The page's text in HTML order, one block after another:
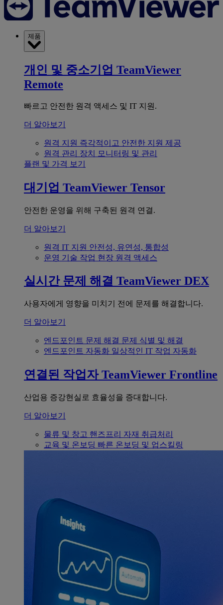
제품
개인 및 중소기업 TeamViewer
Remote
빠르고 안전한 원격 액세스 및 IT 지원.
더 알아보기
원격 지원 즉각적이고 안전한 지원 제공
원격 관리 장치 모니터링 및 관리
플랜 및 가격 보기
대기업 TeamViewer Tensor
안전한 운영을 위해 구축된 원격 연결.
더 알아보기
원격 IT 지원 안전성, 유연성, 통합성
운영 기술 작업 현장 원격 액세스
실시간 문제 해결 TeamViewer DEX
사용자에게 영향을 미치기 전에 문제를 해결합니다.
더 알아보기
엔드포인트 문제 해결 문제 식별 및 해결
엔드포인트 자동화 일상적인 IT 작업 자동화
연결된 작업자 TeamViewer Frontline
산업용 증강현실로 효율성을 증대합니다.
더 알아보기
물류 및 창고 핸즈프리 자재 취급처리
교육 및 온보딩 빠른 온보딩 및 업스킬링